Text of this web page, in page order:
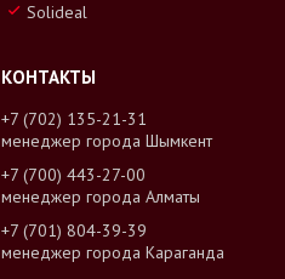
Solideal
+7 (702) 135-21-31
менеджер города Шымкент
+7 (700) 443-27-00
менеджер города Алматы
+7 (701) 804-39-39
менеджер города Караганда